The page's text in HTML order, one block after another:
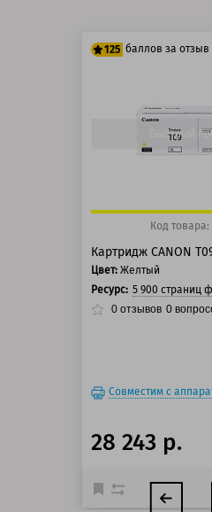
125 баллов за отзыв
125 баллов
Быстрый
Код товара:
Картридж CANON
Цвет: Желтый
Ресурс: 5 900 страниц
0 отзывов 0
Совместим с
28 243 р.